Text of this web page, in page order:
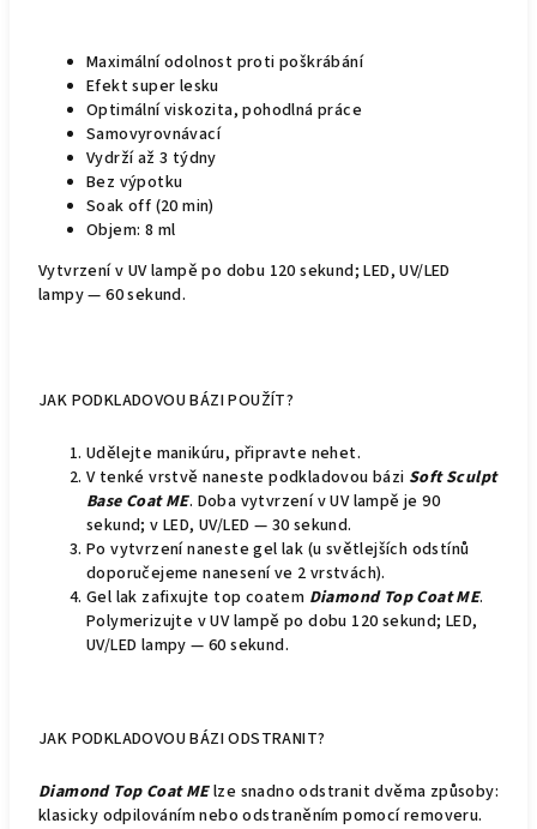
Maximální odolnost proti poškrábání
Efekt super lesku
Optimální viskozita, pohodlná práce
Samovyrovnávací
Vydrží až 3 týdny
Bez výpotku
Soak off (20 min)
Objem: 8 ml
Vytvrzení v UV lampě po dobu 120 sekund; LED, UV/LED
lampy — 60 sekund.
JAK PODKLADOVOU BÁZI POUŽÍT?
Udělejte manikúru, připravte nehet.
V tenké vrstvě naneste podkladovou bázi Soft Sculpt
Base Coat ME. Doba vytvrzení v UV lampě je 90
sekund; v LED, UV/LED — 30 sekund.
Po vytvrzení naneste gel lak (u světlejších odstínů
doporučejeme nanesení ve 2 vrstvách).
Gel lak zafixujte top coatem Diamond Top Coat ME.
Polymerizujte v UV lampě po dobu 120 sekund; LED,
UV/LED lampy — 60 sekund.
JAK PODKLADOVOU BÁZI ODSTRANIT?
Diamond Top Coat MElze snadno odstranit dvěma způsoby:
klasicky odpilováním nebo odstraněním pomocí removeru.